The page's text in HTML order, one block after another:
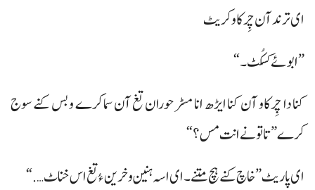
ای ترندآن چِرکاو کریٹ
”ابوئے کسکُٹ۔“
کنا دا چِرکاو آن کنا ایڑھ انا مسڑ حوران تغ آن سما کرے و بس کنے سوج
کرے ”تاتو نے انت مس؟“
ای پاریٹ ”خاچ کنے ہچ متنے۔ ای اسہ ہنین و خرین ءُ تغ اس خناٹ….“